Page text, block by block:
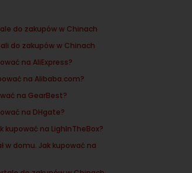
do zakupów w Chinach
do zakupów w Chinach
na AliExpress?
na Alibaba.com?
na GearBest?
na DHgate?
kupować na LighInTheBox?
w domu. Jak kupować na